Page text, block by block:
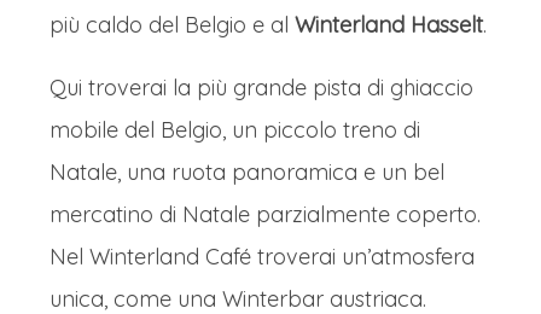
più caldo del Belgio e al Winterland Hasselt.
Qui troverai la più grande pista di ghiaccio
mobile del Belgio, un piccolo treno di
Natale, una ruota panoramica e un bel
mercatino di Natale parzialmente coperto.
Nel Winterland Café troverai un’atmosfera
unica, come una Winterbar austriaca.